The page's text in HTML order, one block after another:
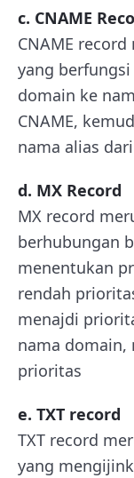
c. CNAME
CNAME
yang
domain ke
CNAME,
nama alias
d. MX Record
MX record
berhubungan
menentukan
rendah
menajdi
nama domain,
prioritas
e. TXT record
TXT record
yang